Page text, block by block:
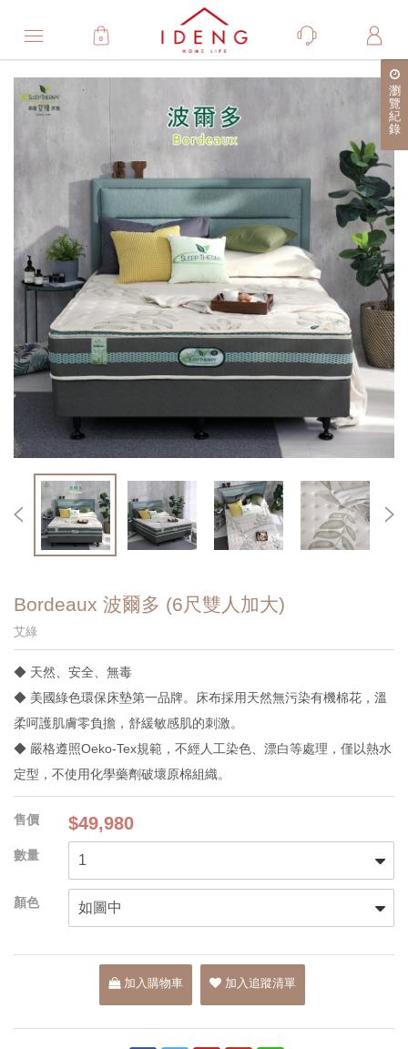
0
瀏
覽
紀
錄
Product
產
品
詳
細
介
紹
Bordeaux 波爾多 (6尺雙人加大)
艾綠
◆ 天然、安全、無毒
◆ 美國綠色環保床墊第一品牌。床布採用天然無污染有機棉花，溫
柔呵護肌膚零負擔，舒緩敏感肌的刺激。
◆ 嚴格遵照Oeko-Tex規範，不經人工染色、漂白等處理，僅以熱水
定型，不使用化學藥劑破壞原棉組織。
$49,980
加入購物車 加入追蹤清單